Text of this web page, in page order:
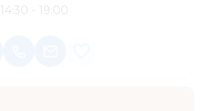
14:30 - 19:00